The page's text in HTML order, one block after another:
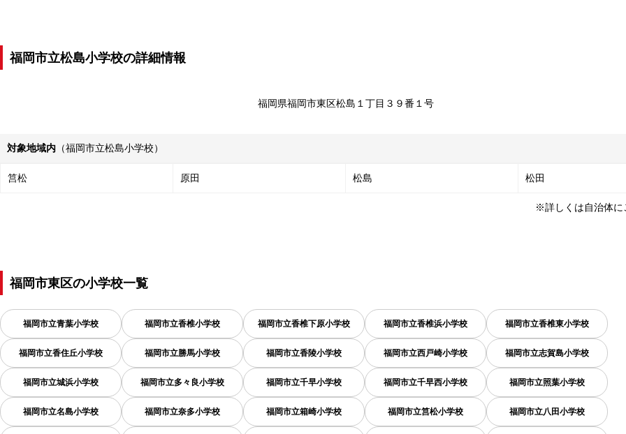
福岡市立松島小学校の詳細情報
福岡県福岡市東区松島１丁目３９番１号
対象地域内 （福岡市立松島小学校）
筥松 原田 松島 松田
※詳しくは自治体に
福岡市東区の小学校一覧
福岡市立青葉小学校 福岡市立香椎小学校 福岡市立香椎下原小学校 福岡市立香椎浜小学校 福岡市立香椎東小学校
福岡市立香住丘小学校 福岡市立勝馬小学校 福岡市立香陵小学校 福岡市立西戸崎小学校 福岡市立志賀島小学校
福岡市立城浜小学校 福岡市立多々良小学校 福岡市立千早小学校 福岡市立千早西小学校 福岡市立照葉小学校
福岡市立名島小学校 福岡市立奈多小学校 福岡市立箱崎小学校 福岡市立筥松小学校 福岡市立八田小学校